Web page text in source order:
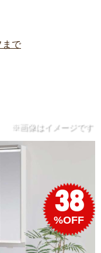
※画像はイメージです
で
38
%OFF